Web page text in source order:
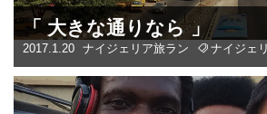
「 大きな通りなら 」
2017.1.20 ナイジェリア旅ラン ナイジェ